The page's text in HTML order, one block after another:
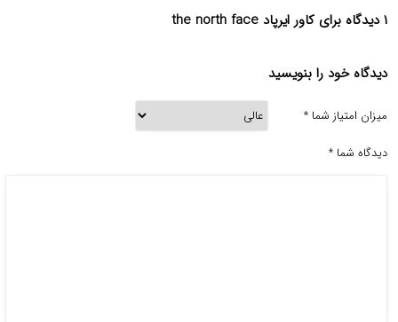
۱ دیدگاه برای کاور ایرپاد the north face
دیدگاه خود را بنویسید
میزان امتیاز شما *
دیدگاه شما *